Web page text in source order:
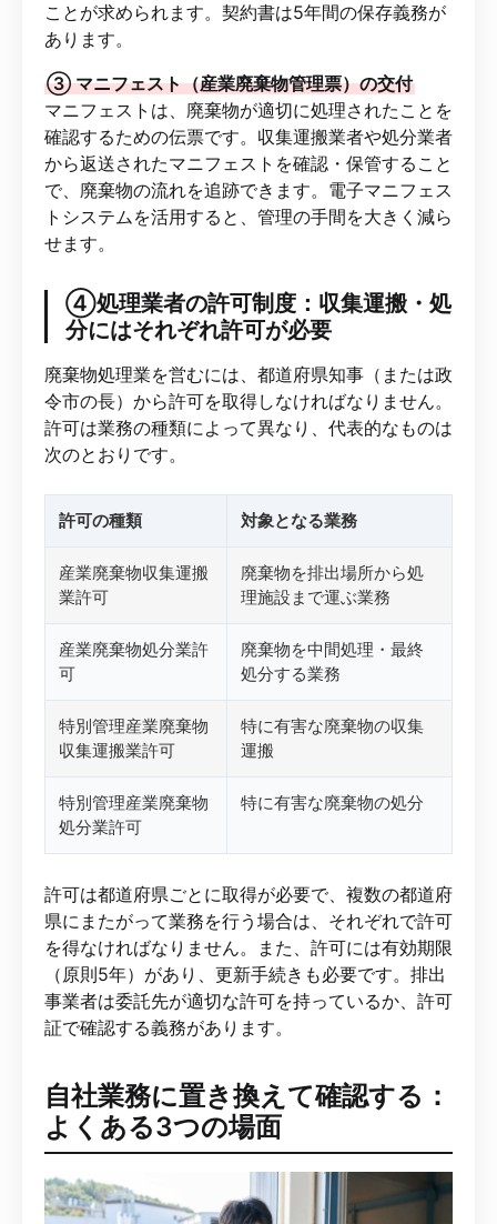
ことが求められます。契約書は5年間の保存義務が
あります。
③ マニフェスト（産業廃棄物管理票）の交付
マニフェストは、廃棄物が適切に処理されたことを
確認するための伝票です。収集運搬業者や処分業者
から返送されたマニフェストを確認・保管すること
で、廃棄物の流れを追跡できます。電子マニフェス
トシステムを活用すると、管理の手間を大きく減ら
せます。
④処理業者の許可制度：収集運搬・処
分にはそれぞれ許可が必要
廃棄物処理業を営むには、都道府県知事（または政
令市の長）から許可を取得しなければなりません。
許可は業務の種類によって異なり、代表的なものは
次のとおりです。
許可の種類 対象となる業務
産業廃棄物収集運搬
業許可
廃棄物を排出場所から処
理施設まで運ぶ業務
産業廃棄物処分業許
可
廃棄物を中間処理・最終
処分する業務
特別管理産業廃棄物
収集運搬業許可
特に有害な廃棄物の収集
運搬
特別管理産業廃棄物
処分業許可
特に有害な廃棄物の処分
許可は都道府県ごとに取得が必要で、複数の都道府
県にまたがって業務を行う場合は、それぞれで許可
を得なければなりません。また、許可には有効期限
（原則5年）があり、更新手続きも必要です。排出
事業者は委託先が適切な許可を持っているか、許可
証で確認する義務があります。
自社業務に置き換えて確認する：
よくある3つの場面